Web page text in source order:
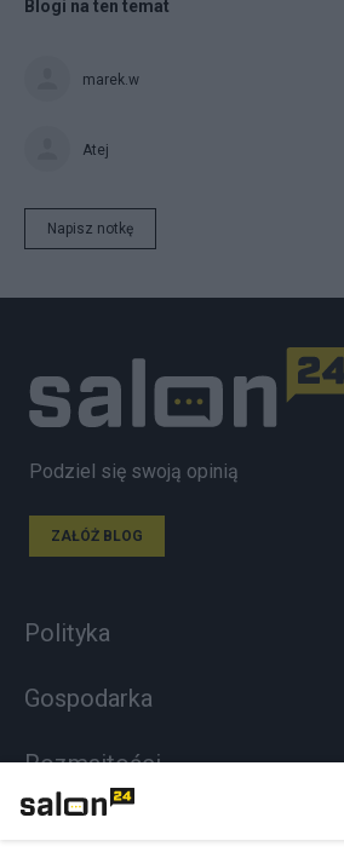
Blogi na ten temat
marek.w
Atej
Napisz notkę
Podziel się swoją opinią
ZAŁÓŻ BLOG
Polityka
Gospodarka
Rozmaitości